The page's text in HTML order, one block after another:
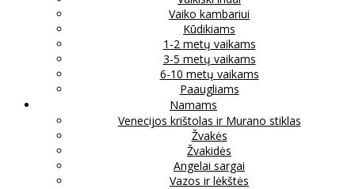
Vaiko kambariui
Kūdikiams
1-2 metų vaikams
3-5 metų vaikams
6-10 metų vaikams
Paaugliams
Namams
Venecijos krištolas ir Murano stiklas
Žvakės
Žvakidės
Angelai sargai
Vazos ir lėkštės